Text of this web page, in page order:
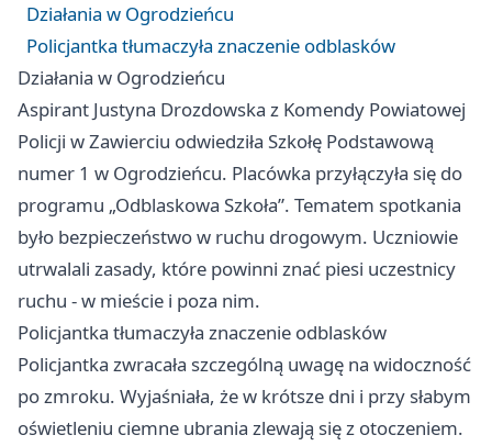
Działania w Ogrodzieńcu
Policjantka tłumaczyła znaczenie odblasków
Działania w Ogrodzieńcu
Aspirant Justyna Drozdowska z Komendy Powiatowej
Policji w Zawierciu odwiedziła Szkołę Podstawową
numer 1 w Ogrodzieńcu. Placówka przyłączyła się do
programu „Odblaskowa Szkoła”. Tematem spotkania
było bezpieczeństwo w ruchu drogowym. Uczniowie
utrwalali zasady, które powinni znać piesi uczestnicy
ruchu - w mieście i poza nim.
Policjantka tłumaczyła znaczenie odblasków
Policjantka zwracała szczególną uwagę na widoczność
po zmroku. Wyjaśniała, że w krótsze dni i przy słabym
oświetleniu ciemne ubrania zlewają się z otoczeniem.